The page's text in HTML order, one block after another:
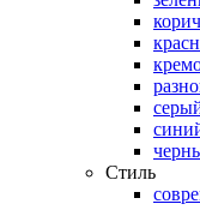
Стиль